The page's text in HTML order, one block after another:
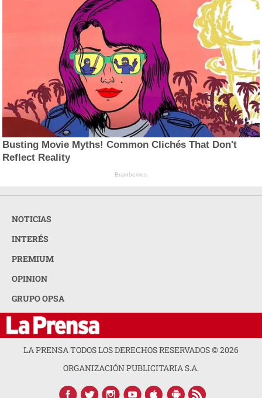
Busting Movie Myths! Common Clichés That Don't
Reflect Reality
Brainberries
NOTICIAS
INTERÉS
PREMIUM
OPINION
GRUPO OPSA
LA PRENSA TODOS LOS DERECHOS RESERVADOS ©2026
ORGANIZACIÓN PUBLICITARIA S.A.